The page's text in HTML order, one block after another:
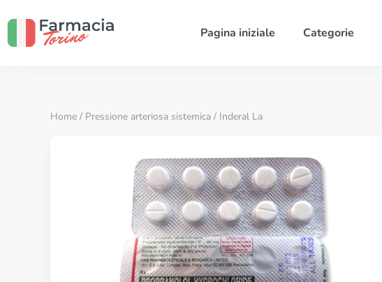
Pagina iniziale Categorie
Home / Pressione arteriosa sistemica / Inderal La